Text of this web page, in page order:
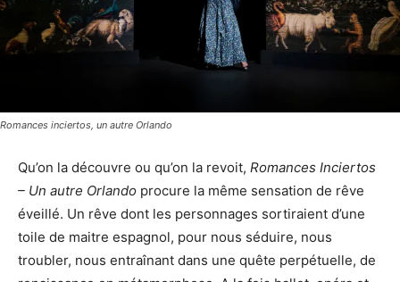
Romances inciertos, un autre Orlando
Qu’on la découvre ou qu’on la revoit, Romances Inciertos
– Un autre Orlando procure la même sensation de rêve
éveillé. Un rêve dont les personnages sortiraient d’une
toile de maitre espagnol, pour nous séduire, nous
troubler, nous entraînant dans une quête perpétuelle, de